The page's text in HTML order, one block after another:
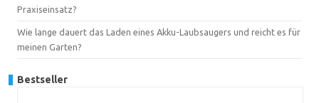
Praxiseinsatz?
Wie lange dauert das Laden eines Akku-Laubsaugers und reicht es für
meinen Garten?
Bestseller